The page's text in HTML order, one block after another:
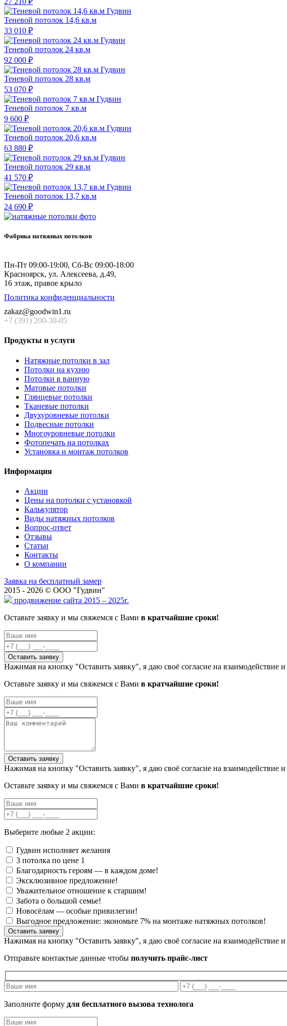
Теневой потолок 14,6 кв.м
33 010 ₽
Теневой потолок 24 кв.м
92 000 ₽
Теневой потолок 28 кв.м
53 070 ₽
Теневой потолок 7 кв.м
9 600 ₽
Теневой потолок 20,6 кв.м
63 880 ₽
Теневой потолок 29 кв.м
41 570 ₽
Теневой потолок 13,7 кв.м
24 690 ₽
Фабрика натяжных потолков
Пн-Пт 09:00-19:00, Сб-Вс 09:00-18:00
Красноярск, ул. Алексеева, д.49,
16 этаж, правое крыло
Политика конфиденциальности
zakaz@goodwin1.ru
+7 (391) 200-30-05
Продукты и услуги
Натяжные потолки в зал
Потолки на кухню
Потолки в ванную
Матовые потолки
Глянцевые потолки
Тканевые потолки
Двухуровневые потолки
Подвесные потолки
Многоуровневые потолки
Фотопечать на потолках
Установка и монтаж потолков
Информация
Акции
Цены на потолки с установкой
Калькулятор
Виды натяжных потолков
Вопрос-ответ
Отзывы
Статьи
Контакты
О компании
Заявка на бесплатный замер
2015 - 2026 © ООО "Гудвин"
продвижение сайта 2015 – 2025г.
Оставьте заявку и мы свяжемся с Вами в кратчайшие сроки!
Нажимая на кнопку "Оставить заявку", я даю своё согласие на взаимодействие и
Оставьте заявку и мы свяжемся с Вами в кратчайшие сроки!
Нажимая на кнопку "Оставить заявку", я даю своё согласие на взаимодействие и
Оставьте заявку и мы свяжемся с Вами в кратчайшие сроки!
Выберите любые 2 акции:
Гудвин исполняет желания
3 потолка по цене 1
Благодарность героям — в каждом доме!
Эксклюзивное предложение!
Уважительное отношение к старшим!
Забота о большой семье!
Новосёлам — особые привилегии!
Выгодное предложение: экономьте 7% на монтаже натяжных потолков!
Нажимая на кнопку "Оставить заявку", я даю своё согласие на взаимодействие и
Отправьте контактые данные чтобы получить прайс-лист
Заполните форму для бесплатного вызова технолога